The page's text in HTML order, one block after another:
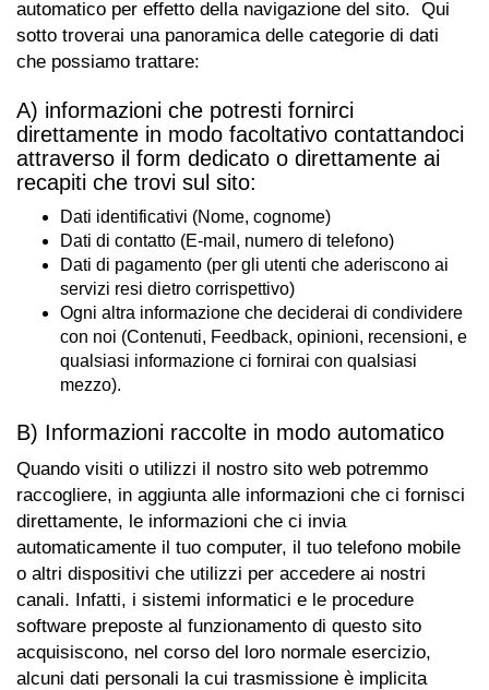
automatico per effetto della navigazione del sito. Qui
sotto troverai una panoramica delle categorie di dati
che possiamo trattare:
A) informazioni che potresti fornirci
direttamente in modo facoltativo contattandoci
attraverso il form dedicato o direttamente ai
recapiti che trovi sul sito:
Dati identificativi (Nome, cognome)
Dati di contatto (E-mail, numero di telefono)
Dati di pagamento (per gli utenti che aderiscono ai
servizi resi dietro corrispettivo)
Ogni altra informazione che deciderai di condividere
con noi (Contenuti, Feedback, opinioni, recensioni, e
qualsiasi informazione ci fornirai con qualsiasi
mezzo).
B) Informazioni raccolte in modo automatico
Quando visiti o utilizzi il nostro sito web potremmo
raccogliere, in aggiunta alle informazioni che ci fornisci
direttamente, le informazioni che ci invia
automaticamente il tuo computer, il tuo telefono mobile
o altri dispositivi che utilizzi per accedere ai nostri
canali. Infatti, i sistemi informatici e le procedure
software preposte al funzionamento di questo sito
acquisiscono, nel corso del loro normale esercizio,
alcuni dati personali la cui trasmissione è implicita